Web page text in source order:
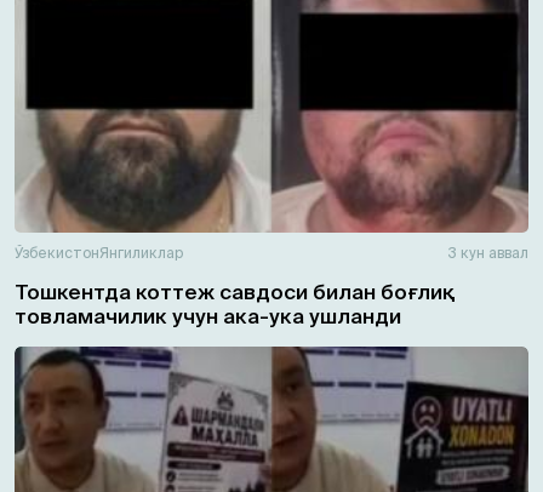
ЎзбекистонЯнгиликлар 3 кун аввал
Тошкентда коттеж савдоси билан боғлиқ
товламачилик учун ака-ука ушланди